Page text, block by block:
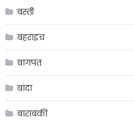
बस्ती
बहराइच
बागपत
बांदा
बाराबंकी